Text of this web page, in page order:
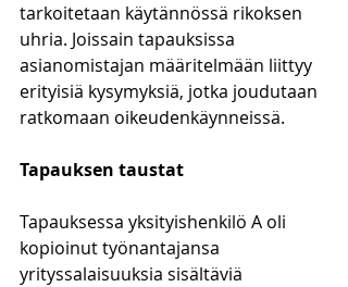
tarkoitetaan käytännössä rikoksen
uhria. Joissain tapauksissa
asianomistajan määritelmään liittyy
erityisiä kysymyksiä, jotka joudutaan
ratkomaan oikeudenkäynneissä.
Tapauksen taustat
Tapauksessa yksityishenkilö A oli
kopioinut työnantajansa
yrityssalaisuuksia sisältäviä